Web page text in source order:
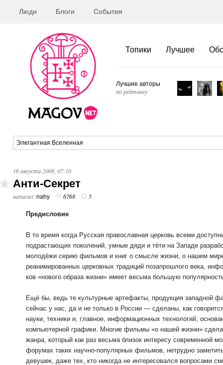
Люди Блоги События
Топики Лучшее
Лучшие авторы
по рейтингу
16 августа 2008, 07:10
Анти-Секрет
написал: nahy 6768 5
Предисловие
В то время когда Русская православная церковь всеми
подрастающих поколений, умные дяди и тёти на Западе
молодёжи серию фильмов и книг о смысле жизни, о нашем
реанимированных церковных традиций позапрошлого века,
ков «нового образа жизни» имеет весьма большую
Ещё бы, ведь те культурные артефакты, продукция западной
сейчас у нас, да и не только в России — сделаны, как
науки, техники и, главное, информационных технологий,
компьютерной графики. Многие фильмы «о нашей жизни»
жанра, который как раз весьма близок интересу современной
форумах таких научно-популярных фильмов, нетрудно
девушек, даже тех, кто никогда не интересовался вопросами